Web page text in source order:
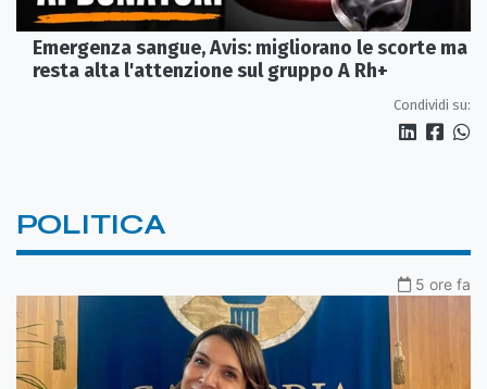
Emergenza sangue, Avis: migliorano le scorte ma
resta alta l'attenzione sul gruppo A Rh+
Condividi su:
POLITICA
5 ore fa